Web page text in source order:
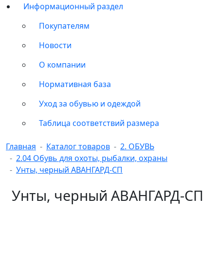
Информационный раздел
Покупателям
Новости
О компании
Нормативная база
Уход за обувью и одеждой
Таблица соответствий размера
Главная Каталог товаров
2. ОБУВЬ
2.04 Обувь для охоты, рыбалки, охраны
Унты, черный АВАНГАРД-СП
Унты, черный АВАНГАРД-СП